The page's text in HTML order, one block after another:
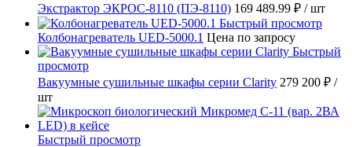
Экстрактор ЭКРОС-8110 (ПЭ-8110) 169 489.99 ₽ / шт
Быстрый просмотр
Колбонагреватель UED-5000.1 Цена по запросу
Быстрый
просмотр
Вакуумные сушильные шкафы серии Clarity 279 200 ₽ /
шт
Быстрый просмотр